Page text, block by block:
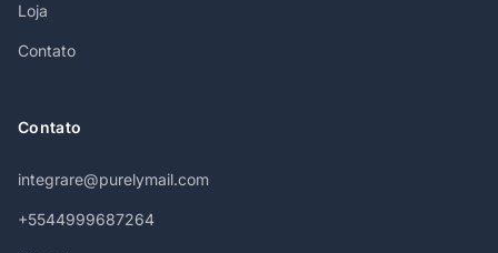
Loja
Contato
Contato
integrare@purelymail.com
+5544999687264